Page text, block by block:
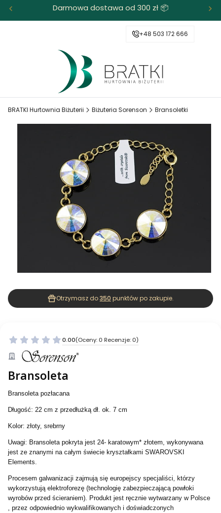
Darmowa dostawa od 300 zł 📦
+48 503 172 666
BRATKI Hurtownia Biżuterii Biżuteria Sorenson Bransoletki
Otrzymasz do350 punktów po zakupie.
0.00(Oceny: 0 Recenzje: 0)
Bransoleta
Bransoleta pozłacana
Długość: 22 cm z przedłużką dł. ok. 7 cm
Kolor: złoty, srebrny
Uwagi: Bransoleta pokryta jest 24- karatowym* złotem, wykonywana
jest ze znanymi na całym świecie kryształkami SWAROVSKI
Elements.
Procesem galwanizacji zajmują się europejscy specjaliści, którzy
wykorzystują elektroforezę (technologię zabezpieczającą powłoki
wyrobów przed ścieraniem). Produkt jest ręcznie wytwarzany w Polsce
, przez odpowiednio wykwalifikowanych i doświadczonych